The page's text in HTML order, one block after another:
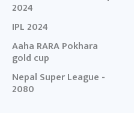
2024
IPL 2024
Aaha RARA Pokhara
gold cup
Nepal Super League -
2080